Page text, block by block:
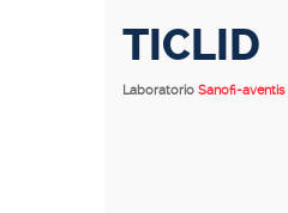
TICLID
Laboratorio Sanofi-aventis